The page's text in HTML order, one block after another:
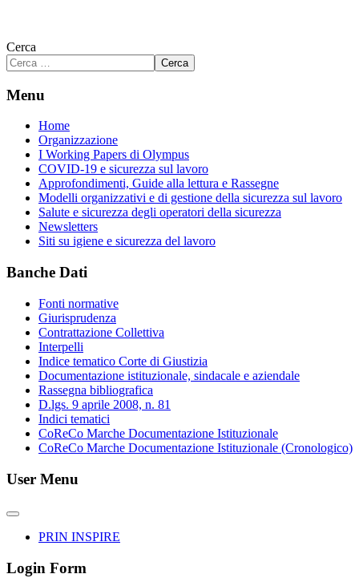
Cerca
Cerca
Menu
Home
Organizzazione
I Working Papers di Olympus
COVID-19 e sicurezza sul lavoro
Approfondimenti, Guide alla lettura e Rassegne
Modelli organizzativi e di gestione della sicurezza sul lavoro
Salute e sicurezza degli operatori della sicurezza
Newsletters
Siti su igiene e sicurezza del lavoro
Banche Dati
Fonti normative
Giurisprudenza
Contrattazione Collettiva
Interpelli
Indice tematico Corte di Giustizia
Documentazione istituzionale, sindacale e aziendale
Rassegna bibliografica
D.lgs. 9 aprile 2008, n. 81
Indici tematici
CoReCo Marche Documentazione Istituzionale
CoReCo Marche Documentazione Istituzionale (Cronologico)
User Menu
PRIN INSPIRE
Login Form